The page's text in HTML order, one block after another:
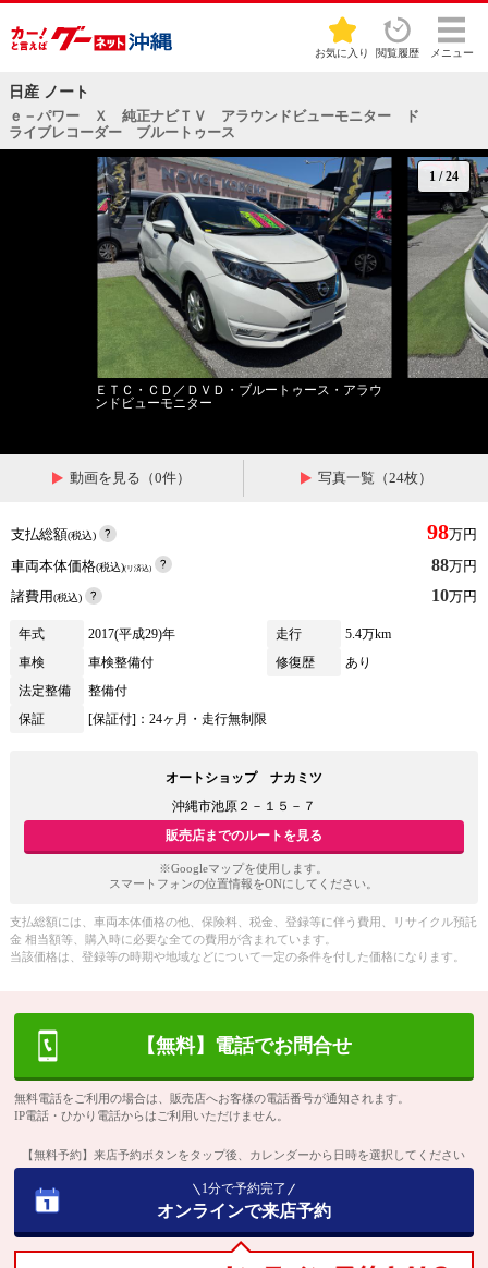
お気に入り 閲覧履歴 メニュー
日産 ノート
ｅ－パワー Ｘ 純正ナビＴＶ アラウンドビューモニター ド
ライブレコーダー ブルートゥース
1 /24
ＥＴＣ・ＣＤ／ＤＶＤ・ブルートゥース・アラウ
ンドビューモニター
動画を見る（0件） 写真一覧（24枚）
支払総額(税込) 98万円
車両本体価格(税込)(リ済込) 88万円
諸費用(税込) 10万円
年式 2017(平成29)年 走行
5.4万km
車検
車検整備付 修復歴
あり
法定整備
整備付
保証
[保証付]：24ヶ月・走行無制限
オートショップ ナカミツ
沖縄市池原２－１５－７
販売店までのルートを見る
※Googleマップを使用します。
スマートフォンの位置情報をONにしてください。
支払総額には、車両本体価格の他、保険料、税金、登録等に伴う費用、リサイクル預託
金 相当額等、購入時に必要な全ての費用が含まれています。
当該価格は、登録等の時期や地域などについて一定の条件を付した価格になります。
【無料】電話でお問合せ
無料電話をご利用の場合は、販売店へお客様の電話番号が通知されます。
IP電話・ひかり電話からはご利用いただけません。
【無料予約】来店予約ボタンをタップ後、カレンダーから日時を選択してください
1分で予約完了
オンラインで来店予約